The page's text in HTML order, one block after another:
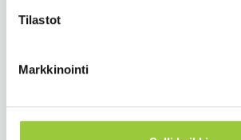
Tilastot
Markkinointi
Varhaiskasvatus ja opetus
Työ ja elinkeinot
Kunta ja hallinto